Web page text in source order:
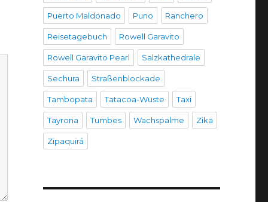
Puerto Maldonado Puno Ranchero
Reisetagebuch Rowell Garavito
Rowell Garavito Pearl Salzkathedrale
Sechura Straßenblockade
Tambopata Tatacoa-Wüste Taxi
Tayrona Tumbes Wachspalme Zika
Zipaquirá